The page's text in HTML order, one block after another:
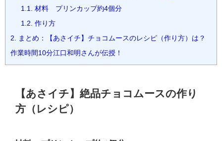
1.1. 材料 プリンカップ約4個分
1.2. 作り方
2. まとめ：【あさイチ】チョコムースのレシピ（作り方）は？
作業時間10分江口和明さんが伝授！
【あさイチ】絶品チョコムースの作り
方（レシピ）